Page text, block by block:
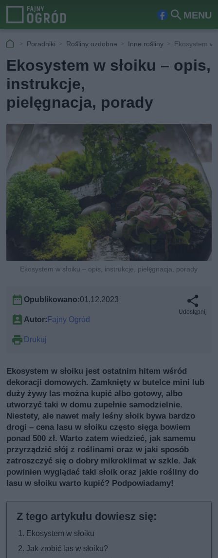
MENU
Fa
ook
Szu
kaj
Poradniki Rośliny ozdobne Inne rośliny Ekosystem w
Ekosystem w słoiku – opis,
instrukcje,
pielęgnacja, porady
Ekosystem w słoiku – opis, instrukcje, pielęgnacja, porady
Opublikowano:01.12.2023
Autor:Fajny Ogród
Drukuj
Udostępnij
Ekosystem w słoiku jest ostatnim hitem wśród
dekoracji domowych. Zamknięty w butelce mini lub
duży żywy las można kupić albo gotowy, albo
utworzyć taki w domu zupełnie samodzielnie.
Niestety, ale nawet mały leśny słoik bywa bardzo
drogi – cena lasu w słoiku często sięga bowiem
ponad 500 zł. Warto zatem wiedzieć, jak samemu
przyrządzić słój z roślinami oraz w jaki sposób
zatroszczyć się o dobry mikroklimat w szkle. Jak
powinien wyglądać taki słoik oraz jakie rośliny do
lasu w słoiku warto kupić? Podpowiadamy!
Ekosystem w słoiku
Jak zrobić las w słoiku?